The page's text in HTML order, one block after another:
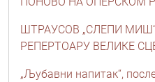
ШТРАУСОВ „СЛЕПИ
РЕПЕРТОАРУ ВЕЛИКЕ
„Љубавни напитак“,